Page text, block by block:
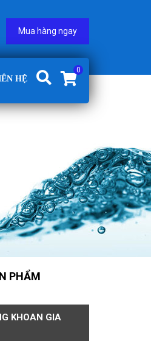
Mua hàng ngay
0
HỆ
PHẨM
KHOAN GIA